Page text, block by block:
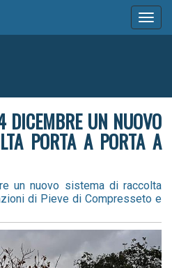
UN NUOVO
PORTA A PORTA A
un nuovo sistema di raccolta
di Pieve di Compresseto e